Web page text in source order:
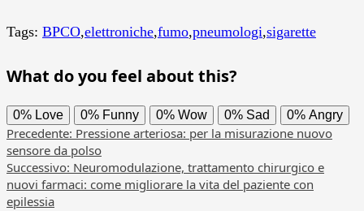
Tags: BPCO,elettroniche,fumo,pneumologi,sigarette
What do you feel about this?
0% Love 0% Funny 0% Wow 0% Sad 0% Angry
Navigazione
articolo
Precedente: Pressione arteriosa: per la misurazione nuovo
sensore da polso
Successivo: Neuromodulazione, trattamento chirurgico e
nuovi farmaci: come migliorare la vita del paziente con
epilessia